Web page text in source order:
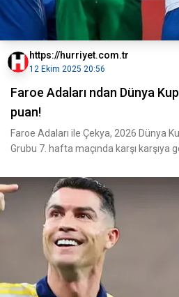
https://hurriyet.com.tr
12 Ekim 2025 20:56
Faroe Adaları ndan Dünya
puan!
Faroe Adaları ile Çekya, 2026 Dünya
Grubu 7. hafta maçında karşı karşıya